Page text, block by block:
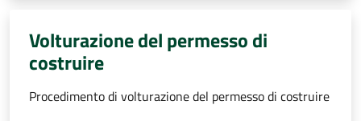
Volturazione del permesso di
costruire
Procedimento di volturazione del permesso di costruire